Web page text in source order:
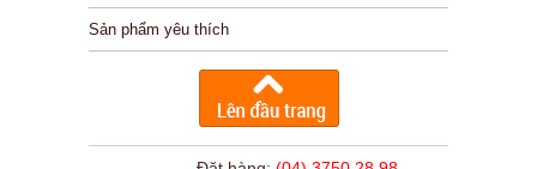
Sản phẩm yêu thích